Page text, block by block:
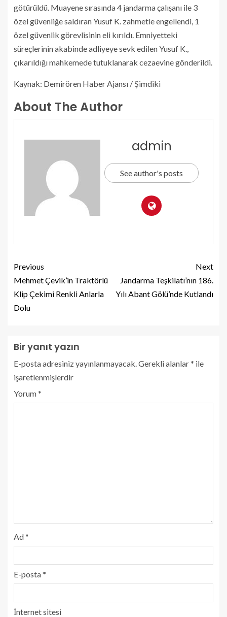
götürüldü. Muayene sırasında 4 jandarma çalışanı ile 3
özel güvenliğe saldıran Yusuf K. zahmetle engellendi, 1
özel güvenlik görevlisinin eli kırıldı. Emniyetteki
süreçlerinin akabinde adliyeye sevk edilen Yusuf K.,
çıkarıldığı mahkemede tutuklanarak cezaevine gönderildi.
Kaynak: Demirören Haber Ajansı / Şimdiki
About The Author
admin
See author's posts
Previous
Mehmet Çevik’in Traktörlü
Klip Çekimi Renkli Anlarla
Dolu
Next
Jandarma Teşkilatı’nın 186.
Yılı Abant Gölü’nde Kutlandı
Bir yanıt yazın
E-posta adresiniz yayınlanmayacak.Gerekli alanlar* ile
işaretlenmişlerdir
Yorum*
Ad*
E-posta*
İnternet sitesi